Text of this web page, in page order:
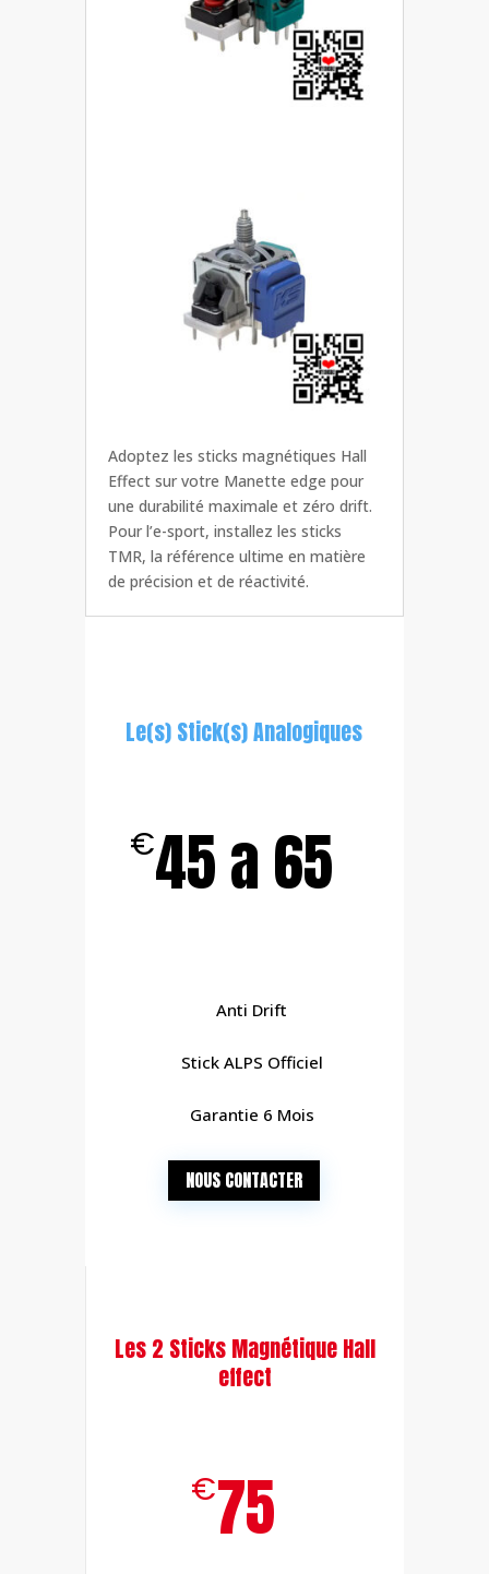
Adoptez les sticks magnétiques Hall
Effect sur votre Manette edge pour
une durabilité maximale et zéro drift.
Pour l’e-sport, installez les sticks
TMR, la référence ultime en matière
de précision et de réactivité.
Le(s) Stick(s) Analogiques
€45 a 65
Anti Drift
Stick ALPS Officiel
Garantie 6 Mois
NOUS CONTACTER
Les 2 Sticks Magnétique Hall
effect
€75